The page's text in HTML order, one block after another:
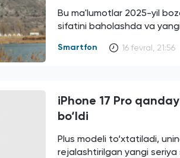
Bu ma'lumotlar 2025-yil
sifatini baholashda va
Smartfon 16 fevral, 21:56
iPhone 17 Pro
bo‘ldi
Plus modeli to‘xtatiladi,
rejalashtirilgan yangi seriya